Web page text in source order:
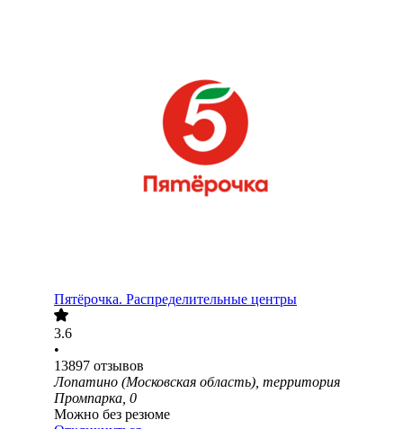
Пятёрочка. Распределительные центры
3.6
•
13897 отзывов
Лопатино (Московская область), территория
Промпарка, 0
Можно без резюме